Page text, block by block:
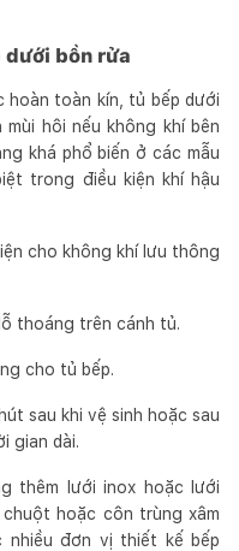
dưới bồn rửa
toàn kín, tủ bếp dưới
hôi nếu không khí bên
khá phổ biến ở các mẫu
trong điều kiện khí hậu
cho không khí lưu thông
thoáng trên cánh tủ.
cho tủ bếp.
sau khi vệ sinh hoặc sau
gian dài.
thêm lưới inox hoặc lưới
hoặc côn trùng xâm
nhiều đơn vị thiết kế bếp